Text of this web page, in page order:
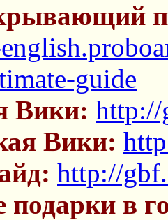
guide
Вики:
Вики:
http://
в